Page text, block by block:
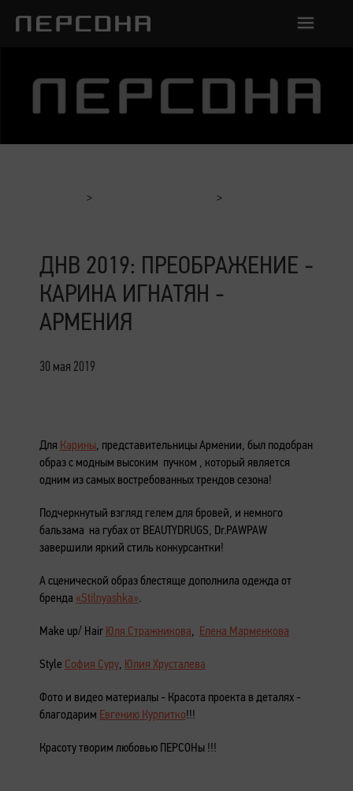
ДНВ 2019: ПРЕОБРАЖЕНИЕ -
КАРИНА ИГНАТЯН -
АРМЕНИЯ
30 мая 2019
Для Карины , представительницы Армении, был подобран
образ с модным высоким пучком , который является
одним из самых востребованных трендов сезона!
Подчеркнутый взгляд гелем для бровей, и немного
бальзама на губах от BEAUTYDRUGS, Dr.PAWPAW
завершили яркий стиль конкурсантки!
А сценической образ блестяще дополнила одежда от
бренда «Stilnyashka»
Make up/ Hair Юля Стражникова Елена Марменкова
Style София Суру Юлия Хрусталева
Фото и видео материалы - Красота проекта в деталях -
благодарим Евгению Курпитко!!!
Красоту творим любовью ПЕРСОНы !!!